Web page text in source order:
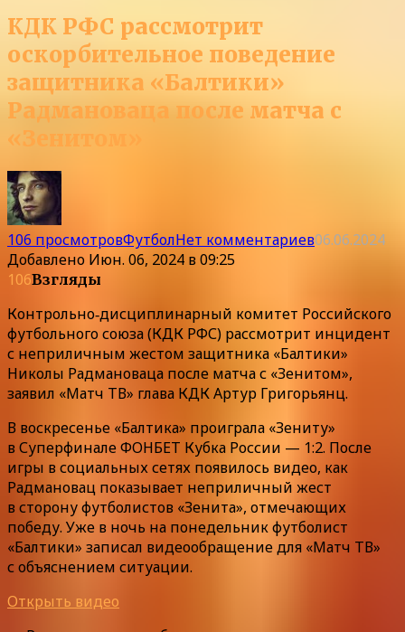
КДК РФС рассмотрит
оскорбительное поведение
защитника «Балтики»
Радмановаца после матча с
«Зенитом»
106 просмотровФутболНет комментариев06.06.2024
Добавлено Июн. 06, 2024 в 09:25
106Взгляды
Контрольно‑дисциплинарный комитет Российского
футбольного союза (КДК РФС) рассмотрит инцидент
с неприличным жестом защитника «Балтики»
Николы Радмановаца после матча с «Зенитом»,
заявил «Матч ТВ» глава КДК Артур Григорьянц.
В воскресенье «Балтика» проиграла «Зениту»
в Суперфинале ФОНБЕТ Кубка России — 1:2. После
игры в социальных сетях появилось видео, как
Радмановац показывает неприличный жест
в сторону футболистов «Зенита», отмечающих
победу. Уже в ночь на понедельник футболист
«Балтики» записал видеообращение для «Матч ТВ»
с объяснением ситуации.
Открыть видео